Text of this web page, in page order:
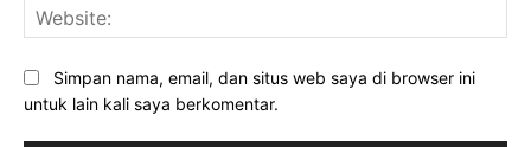
Simpan nama, email, dan situs web saya di browser ini
untuk lain kali saya berkomentar.